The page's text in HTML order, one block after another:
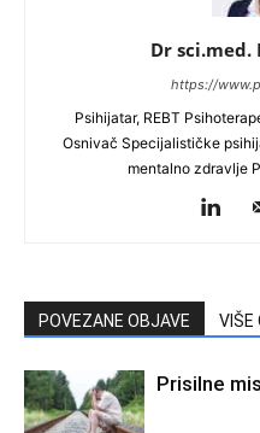
Dr sci.med.
https://
Psihijatar, REBT
Osnivač Specijalističke
mentalno zdravlje
POVEZANE OBJAVE VIŠE
Prisilne